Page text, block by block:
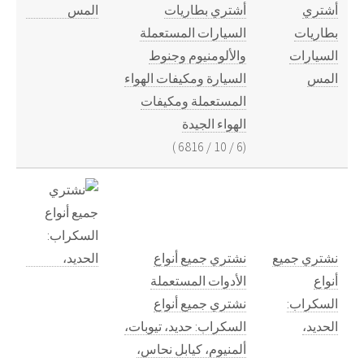
أشتري
بطاريات
السيارات
المس
أشتري بطاريات
السيارات المستعملة
والألومنيوم وجنوط
السيارة ومكيفات الهواء
المستعملة ومكيفات
الهواء الجيدة
(
6
/
10
/
6816
)
نشتري جميع
أنواع
السكراب:
الحديد،
نشتري جميع أنواع
الأدوات المستعملة
نشتري جميع أنواع
السكراب: حديد، تيوبات،
ألمنيوم، كيابل نحاس،